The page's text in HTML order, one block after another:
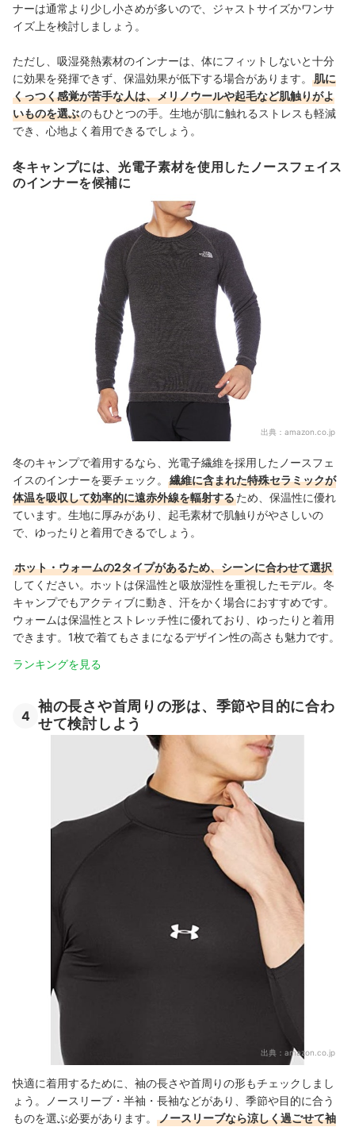
ナーは通常より少し小さめが多いので、ジャストサイズかワンサ
イズ上を検討しましょう。
ただし、吸湿発熱素材のインナーは、体にフィットしないと十分
に効果を発揮できず、保温効果が低下する場合があります。
肌に
くっつく感覚が苦手な人は、メリノウールや起毛など肌触りがよ
いものを選ぶのもひとつの手。生地が肌に触れるストレスも軽減
でき、心地よく着用できるでしょう。
冬キャンプには、光電子素材を使用したノースフェイス
のインナーを候補に
出典： amazon.co.jp
冬のキャンプで着用するなら、光電子繊維を採用したノースフェ
イスのインナーを要チェック。
繊維に含まれた特殊セラミックが
体温を吸収して効率的に遠赤外線を輻射するため、保温性に優れ
ています。生地に厚みがあり、起毛素材で肌触りがやさしいの
で、ゆったりと着用できるでしょう。
ホット・ウォームの2タイプがあるため、シーンに合わせて選択
してください。ホットは保温性と吸放湿性を重視したモデル。冬
キャンプでもアクティブに動き、汗をかく場合におすすめです。
ウォームは保温性とストレッチ性に優れており、ゆったりと着用
できます。1枚で着てもさまになるデザイン性の高さも魅力です。
ランキングを見る
4
袖の長さや首周りの形は、季節や目的に合わ
せて検討しよう
出典： amazon.co.jp
快適に着用するために、袖の長さや首周りの形もチェックしまし
ょう。ノースリーブ・半袖・長袖などがあり、季節や目的に合う
ものを選ぶ必要があります。
ノースリーブなら涼しく過ごせて袖